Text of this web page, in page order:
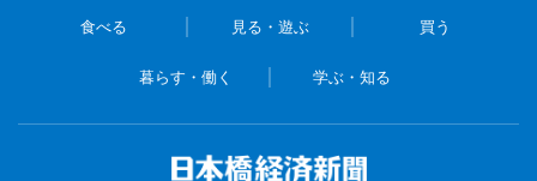
食べる 見る・遊ぶ 買う
暮らす・働く 学ぶ・知る